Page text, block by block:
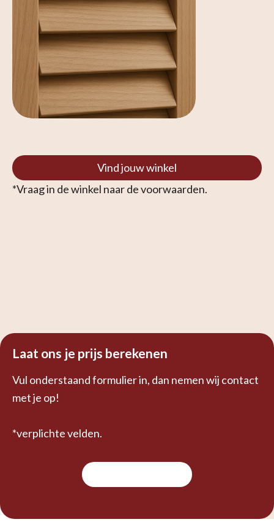
Vind jouw winkel
*Vraag in de winkel naar de voorwaarden.
Laat ons je prijs berekenen
Vul onderstaand formulier in, dan nemen wij contact
met je op!
*verplichte velden.